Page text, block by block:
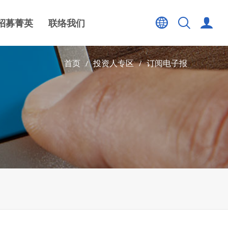
募菁英 联络我们
首页 投资人专区 订阅电子报